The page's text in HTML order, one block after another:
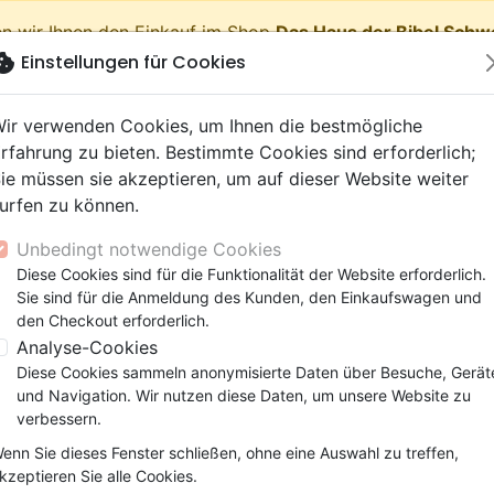
wir Ihnen den Einkauf im ShopDas Haus der Bibel
Neuheiten
Testamente
Bibelstudium
Segond 21
Darby
(Religion,
Wachstum
Gemeinde
Kinder
Kinder-, Erwachsenenarbeit
Leiden, Seelsorge
Gesundheit
Gemeinde
Ehe
Andachten
Leiden, Seelsorge
Wissenschaften)
Bibeln
9 Jahre
Jahre
Jugendliche, Teenager
Bibeln
Latino, Folk
Soul
Rap, Hip-hop
Instrumental
Pop, Rock
Konferenz
Spielfilm
Dokumentarfilm, Reportage
Spiele, Unterhaltung
Bibelhüllen
- Le grand livre d'Amy, volume 6
Amy et le secret de Noël
Le grand livre d'Amy, volume 6
Autor :Mélody Beumier
Beschreibung Artikeldetails
Einstellungen für Cookies
verwenden Cookies, um Ihnen die bestmögliche
zu bieten. Bestimmte Cookies sind erforderlich;
müssen sie akzeptieren, um auf dieser Website weiter
zu können.
Unbedingt notwendige Cookies
Diese Cookies sind für die Funktionalität der Website erforderlich.
Sie sind für die Anmeldung des Kunden, den Einkaufswagen und
den Checkout erforderlich.
Analyse-Cookies
Diese Cookies sammeln anonymisierte Daten über Besuche,
und Navigation. Wir nutzen diese Daten, um unsere Website zu
verbessern.
Sie dieses Fenster schließen, ohne eine Auswahl zu treffen,
Sie alle Cookies.